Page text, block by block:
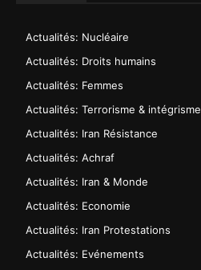
Actualités: Nucléaire
Actualités: Droits humains
Actualités: Femmes
Actualités: Terrorisme & intégrisme
Actualités: Iran Résistance
Actualités: Achraf
Actualités: Iran & Monde
Actualités: Economie
Actualités: Iran Protestations
Actualités: Evénements